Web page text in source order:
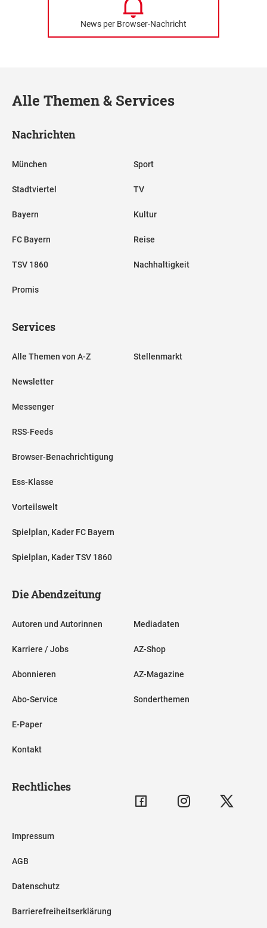
News per Browser-Nachricht
Alle Themen & Services
Nachrichten
München
Stadtviertel
Bayern
FC Bayern
TSV 1860
Promis
Sport
TV
Kultur
Reise
Nachhaltigkeit
Services
Alle Themen von A-Z
Newsletter
Messenger
RSS-Feeds
Browser-Benachrichtigung
Ess-Klasse
Vorteilswelt
Spielplan, Kader FC Bayern
Spielplan, Kader TSV 1860
Stellenmarkt
Die Abendzeitung
Autoren und Autorinnen
Karriere / Jobs
Abonnieren
Abo-Service
E-Paper
Kontakt
Mediadaten
AZ-Shop
AZ-Magazine
Sonderthemen
Rechtliches
Impressum
AGB
Datenschutz
Barrierefreiheitserklärung